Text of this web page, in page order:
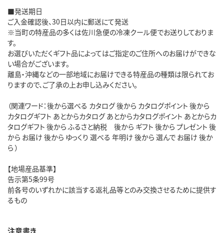
■発送期日
ご入金確認後、30日以内に郵送にて発送
※当町の特産品の多くは佐川急便の冷凍クール便でお送りしておりま
す。
お選びいただくギフト品によってはご指定のご住所へのお届けができな
い場合がございます。
離島・沖縄などの一部地域にお届けできる特産品の種類は限られてお
りますので、ご了承の上お申し込みください。
（関連ワード：後から選べる カタログ 後から カタログポイント 後から
カタログギフト あとからカタログ あとからカタログポイント あとからカ
タログギフト 後から ふるさと納税 後から ギフト 後から プレゼント 後
から お届け 後から ゆっくり 選べる 年明け 後から 選んで お届け 後か
ら ）
【地場産品基準】
告示第5条99号
前各号のいずれかに該当する返礼品等とのみ交換させるために提供す
るもの
注意書き